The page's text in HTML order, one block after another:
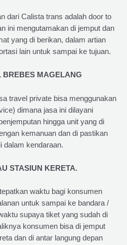
dari Calista trans adalah door to
ini mengutamakan di jemput dan
yang di berikan, dalam artian
lain untuk sampai ke tujuan.
BREBES MAGELANG
travel private bisa menggunakan
dimana jasa ini dilayani
hingga unit yang di
kemanuan dan di pastikan
dalam kendaraan.
STASIUN KERETA.
waktu bagi konsumen
untuk sampai ke bandara /
supaya tiket yang sudah di
konsumen bisa di jemput
dan di antar langung depan